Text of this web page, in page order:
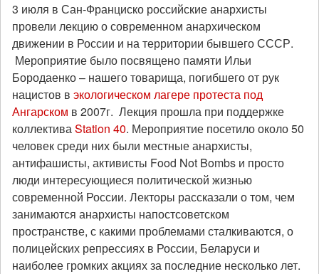
3 июля в Сан-Франциско российские анархисты
провели лекцию о современном анархическом
движении в России и на территории бывшего СССР.
Мероприятие было посвящено памяти Ильи
Бородаенко – нашего товарища, погибшего от рук
нацистов в экологическом лагере протеста под
Ангарском в 2007г. Лекция прошла при поддержке
коллективаStation 40. Мероприятие посетило около 50
человек среди них были местные анархисты,
антифашисты, активисты Food Not Bombs и просто
люди интересующиеся политической жизнью
современной России. Лекторы рассказали о том, чем
занимаются анархисты напостсоветском
пространстве, с какими проблемами сталкиваются, о
полицейских репрессиях в России, Беларуси и
наиболее громких акциях за последние несколько лет.